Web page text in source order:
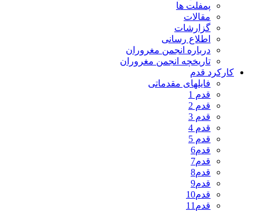
پمفلت ها
مقالات
گزارشات
اطلاع رسانی
درباره انجمن مغروران
تاریخچه انجمن مغروران
کارکرد قدم
فایلهای مقدماتی
قدم 1
قدم 2
قدم 3
قدم 4
قدم 5
قدم6
قدم7
قدم8
قدم9
قدم10
قدم11